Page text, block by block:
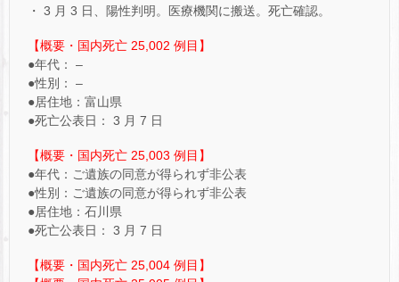
・ 3 月 3 日、陽性判明。医療機関に搬送。死亡確認。
【概要・国内死亡 25,002 例目】
●年代： –
●性別： –
●居住地：富山県
●死亡公表日： 3 月 7 日
【概要・国内死亡 25,003 例目】
●年代：ご遺族の同意が得られず非公表
●性別：ご遺族の同意が得られず非公表
●居住地：石川県
●死亡公表日： 3 月 7 日
【概要・国内死亡 25,004 例目】